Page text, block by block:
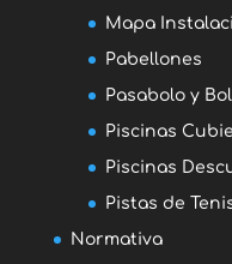
Mapa
Pabellones
Pasabolo y
Piscinas
Piscinas
Pistas de
Normativa